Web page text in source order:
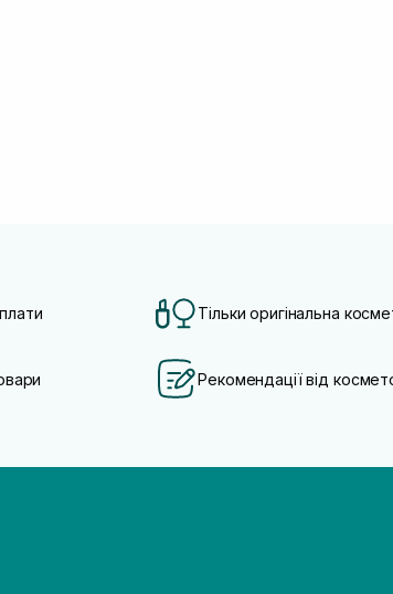
Тільки оригінальна
Рекомендації від